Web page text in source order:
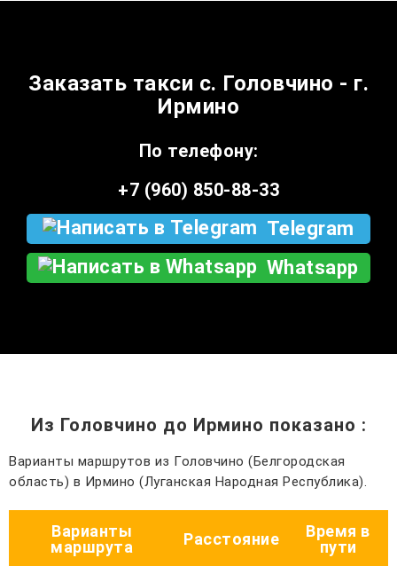
Заказать такси с. Головчино - г.
Ирмино
По телефону:
+7 (960) 850-88-33
Telegram
Whatsapp
Из Головчино до Ирмино показано :
Варианты маршрутов из Головчино (Белгородская
область) в Ирмино (Луганская Народная Республика).
Варианты
маршрута
Расстояние
Время в
пути